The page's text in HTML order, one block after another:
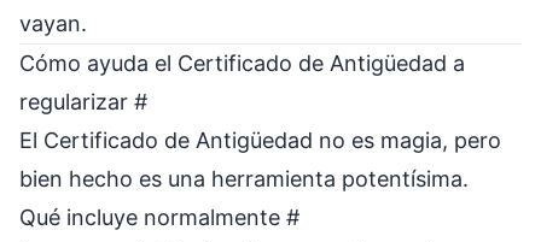
vayan.
Cómo ayuda el Certificado de Antigüedad a
regularizar #
El Certificado de Antigüedad no es magia, pero
bien hecho es una herramienta potentísima.
Qué incluye normalmente #